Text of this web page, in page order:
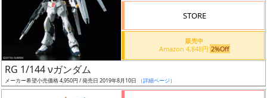
抽
選
STORE
販売中
Amazon 4,848円 2%Off
RG 1/144 νガンダム
メーカー希望小売価格 4,950円 / 発売日 2019年8月10日 （詳細ページ）